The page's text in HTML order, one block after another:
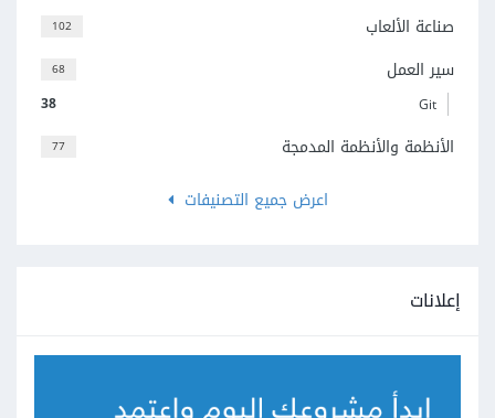
102 صناعة الألعاب
68 سير العمل
38 Git
77
الأنظمة والأنظمة المدمجة
اعرض جميع التصنيفات
إعلانات